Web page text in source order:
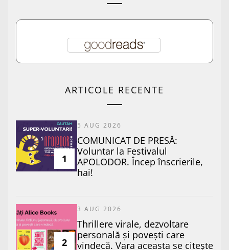
ARTICOLE RECENTE
1
5 AUG 2026
COMUNICAT DE PRESĂ:
Voluntar la Festivalul
APOLODOR. Încep înscrierile,
hai!
2
3 AUG 2026
Thrillere virale, dezvoltare
personală și povești care
vindecă. Vara aceasta se citește